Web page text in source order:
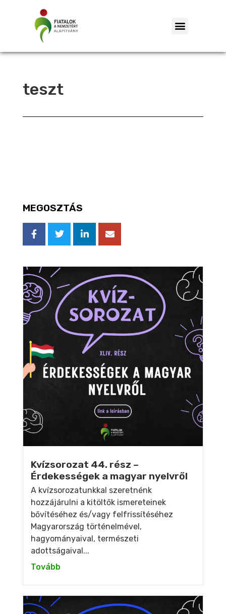
teszt
MEGOSZTÁS
Kvízsorozat 44. rész –
Érdekességek a magyar nyelvről
A kvízsorozatunkkal szeretnénk
hozzájárulni a kitöltők ismereteinek
bővítéséhez és/vagy felfrissítéséhez
Magyarország történelmével,
hagyományaival, természeti
adottságaival...
Tovább